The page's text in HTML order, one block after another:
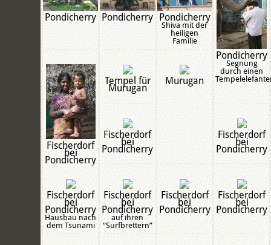
Pondicherry Pondicherry Pondicherry
Shiva mit der
heiligen
Familie
Pondicherry
Segnung
durch einen
Fischerdorf
bei
Pondicherry
Tempel für
Murugan
Murugan
Fischerdorf
bei
Pondicherry
Fischerdorf
bei
Pondicherry
Fischerdorf
bei
Pondicherry
Hausbau nach
dem Tsunami
Fischerdorf
bei
Pondicherry
auf ihren
“Surfbrettern”
Fischerdorf
bei
Pondicherry
Fischerdorf
bei
Pondicherry